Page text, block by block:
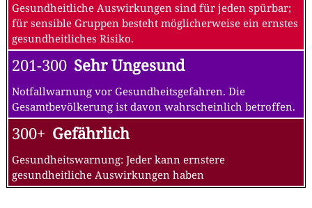
Gesundheitliche Auswirkungen sind für jeden spürbar;
für sensible Gruppen besteht möglicherweise ein ernstes
gesundheitliches Risiko.
201-300 Sehr Ungesund
Notfallwarnung vor Gesundheitsgefahren. Die
Gesamtbevölkerung ist davon wahrscheinlich betroffen.
300+ Gefährlich
Gesundheitswarnung: Jeder kann ernstere
gesundheitliche Auswirkungen haben